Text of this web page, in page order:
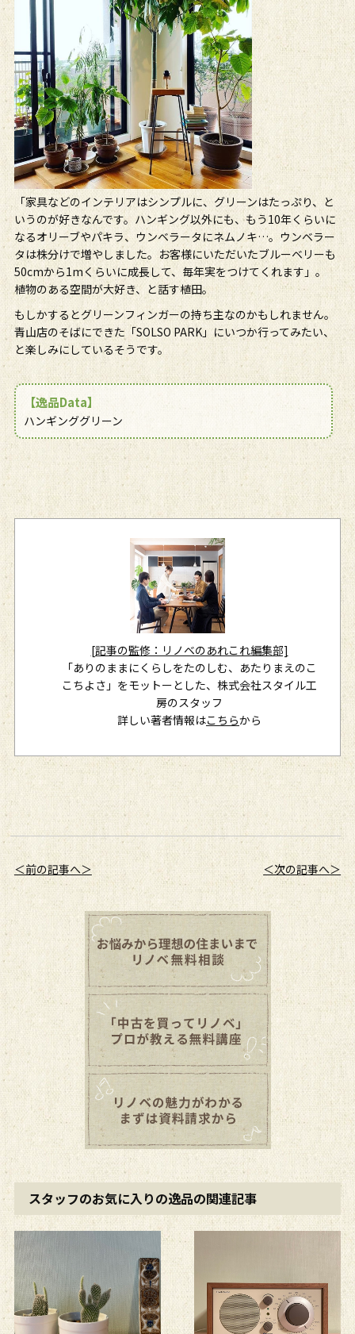
「家具などのインテリアはシンプルに、グリーンはたっぷり、と
いうのが好きなんです。ハンギング以外にも、もう10年くらいに
なるオリーブやパキラ、ウンベラータにネムノキ…。ウンベラー
タは株分けで増やしました。お客様にいただいたブルーベリーも
50cmから1mくらいに成長して、毎年実をつけてくれます」。
植物のある空間が大好き、と話す植田。
もしかするとグリーンフィンガーの持ち主なのかもしれません。
青山店のそばにできた「SOLSO PARK」にいつか行ってみたい、
と楽しみにしているそうです。
【逸品Data】
ハンギンググリーン
[記事の監修：リノベのあれこれ編集部]
「ありのままにくらしをたのしむ、あたりまえのこ
こちよさ」をモットーとした、株式会社スタイル工
房のスタッフ
詳しい著者情報はこちらから
＜前の記事へ＞ ＜次の記事へ＞
スタッフのお気に入りの逸品の関連記事